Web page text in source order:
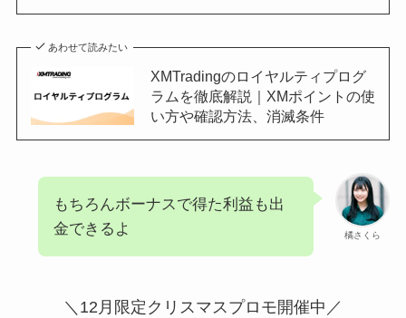
あわせて読みたい
XMTradingのロイヤルティプログ
ラムを徹底解説｜XMポイントの使
い方や確認方法、消滅条件
橘さくら
もちろんボーナスで得た利益も出
金できるよ
＼12月限定クリスマスプロモ開催中／